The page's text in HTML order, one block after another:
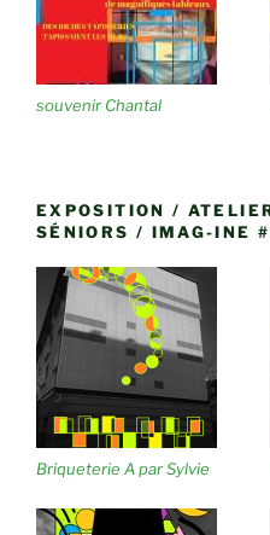
souvenir Chantal
EXPOSITION /
SÉNIORS / IMAG-INE
Briqueterie A par Sylvie